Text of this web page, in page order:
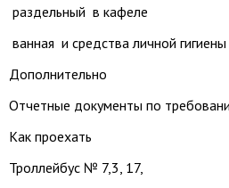
раздельный в кафеле
ванная и средства личной
Дополнительно
Отчетные документы по
Как проехать
Троллейбус № 7,3, 17,